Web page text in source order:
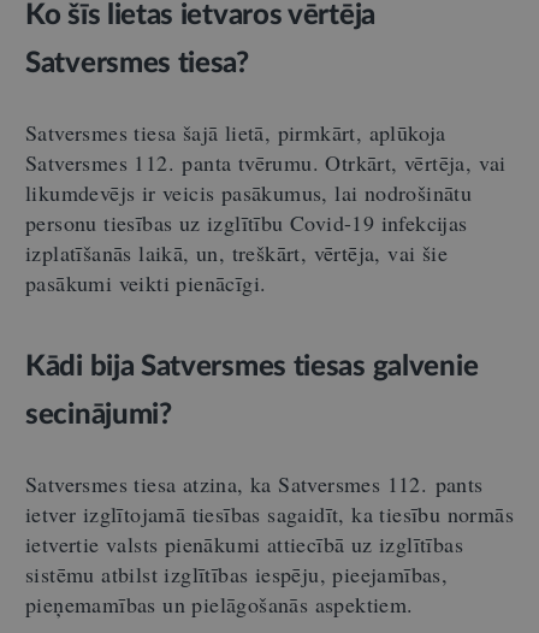
Ko šīs lietas ietvaros vērtēja
Satversmes tiesa?
Satversmes tiesa šajā lietā, pirmkārt, aplūkoja
Satversmes 112. panta tvērumu. Otrkārt, vērtēja, vai
likumdevējs ir veicis pasākumus, lai nodrošinātu
personu tiesības uz izglītību Covid-19 infekcijas
izplatīšanās laikā, un, treškārt, vērtēja, vai šie
pasākumi veikti pienācīgi.
Kādi bija Satversmes tiesas galvenie
secinājumi?
Satversmes tiesa atzina, ka Satversmes 112. pants
ietver izglītojamā tiesības sagaidīt, ka tiesību normās
ietvertie valsts pienākumi attiecībā uz izglītības
sistēmu atbilst izglītības iespēju, pieejamības,
pieņemamības un pielāgošanās aspektiem.